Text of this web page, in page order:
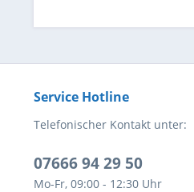
Service Hotline
Telefonischer Kontakt unter:
07666 94 29 50
Mo-Fr, 09:00 - 12:30 Uhr